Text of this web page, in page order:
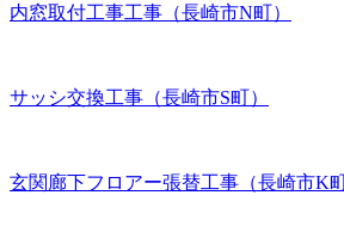
内窓取付工事工事（長崎市N町）
サッシ交換工事（長崎市S町）
玄関廊下フロアー張替工事（長崎市K町